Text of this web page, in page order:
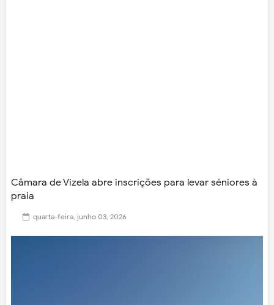
Câmara de Vizela abre inscrições para levar séniores à
praia
quarta-feira, junho 03, 2026